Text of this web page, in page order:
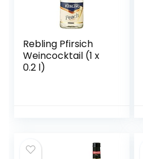
Rebling Pfirsich
Weincocktail (1 x
0.2 l)